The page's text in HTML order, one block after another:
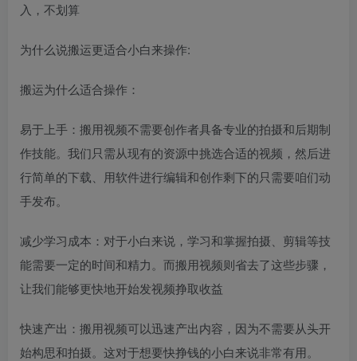
入，不划算
为什么说搬运更适合小白来操作:
搬运为什么适合操作：
易于上手：搬用视频不需要创作者具备专业的拍摄和后期制
作技能。我们只需从现有的资源中挑选合适的视频，然后进
行简单的下载、用软件进行编辑和创作剩下的只需要咱们动
手发布。
减少学习成本：对于小白来说，学习和掌握拍摄、剪辑等技
能需要一定的时间和精力。而搬用视频则省去了这些步骤，
让我们能够更快地开始发视频挣取收益
快速产出：搬用视频可以迅速产出内容，因为不需要从头开
始构思和拍摄。这对于想要快挣钱的小白来说非常有用。